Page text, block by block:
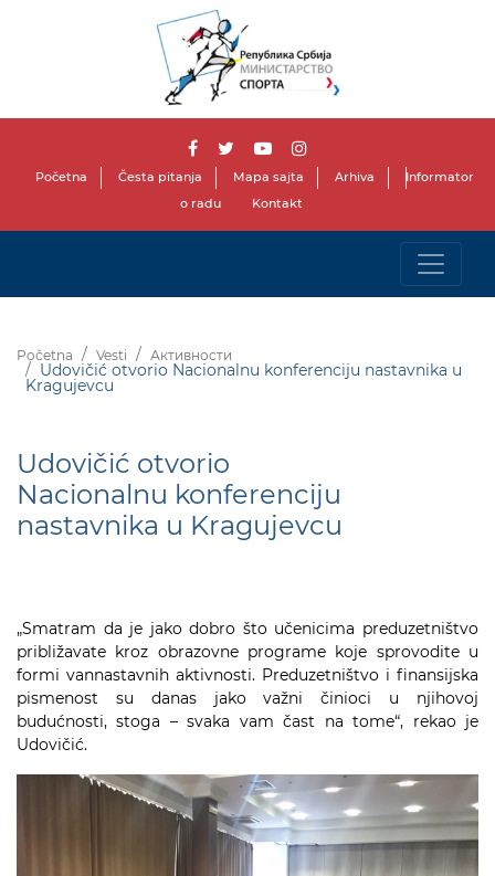
Početna Česta pitanja Mapa sajta Arhiva
Informator
o radu
Kontakt
Početna Vesti Активности
Udovičić otvorio Nacionalnu konferenciju nastavnika u
Kragujevcu
Udovičić otvorio
Nacionalnu konferenciju
nastavnika u Kragujevcu
„Smatram da je jako dobro što učenicima preduzetništvo
približavate kroz obrazovne programe koje sprovodite u
formi vannastavnih aktivnosti. Preduzetništvo i finansijska
pismenost su danas jako važni činioci u njihovoj
budućnosti, stoga – svaka vam čast na tome“, rekao je
Udovičić.